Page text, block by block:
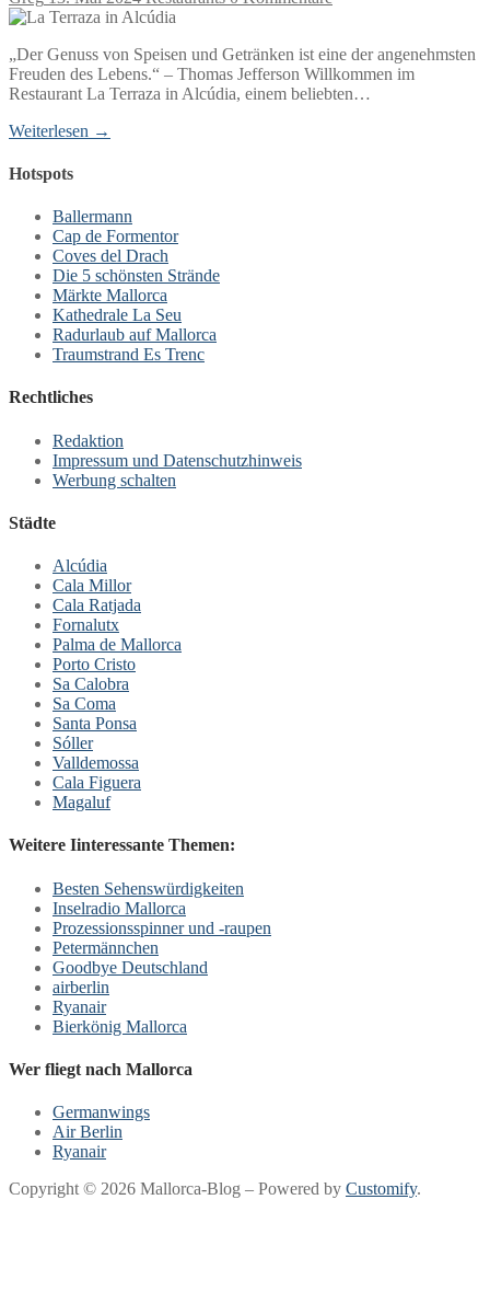
„Der Genuss von Speisen und Getränken ist eine der angenehmsten
Freuden des Lebens.“ – Thomas Jefferson Willkommen im
Restaurant La Terraza in Alcúdia, einem beliebten…
Weiterlesen →
Hotspots
Ballermann
Cap de Formentor
Coves del Drach
Die 5 schönsten Strände
Märkte Mallorca
Kathedrale La Seu
Radurlaub auf Mallorca
Traumstrand Es Trenc
Rechtliches
Redaktion
Impressum und Datenschutzhinweis
Werbung schalten
Städte
Alcúdia
Cala Millor
Cala Ratjada
Fornalutx
Palma de Mallorca
Porto Cristo
Sa Calobra
Sa Coma
Santa Ponsa
Sóller
Valldemossa
Cala Figuera
Magaluf
Weitere Iinteressante Themen:
Besten Sehenswürdigkeiten
Inselradio Mallorca
Prozessionsspinner und -raupen
Petermännchen
Goodbye Deutschland
airberlin
Ryanair
Bierkönig Mallorca
Wer fliegt nach Mallorca
Germanwings
Air Berlin
Ryanair
Copyright © 2026 Mallorca-Blog – Powered by Customify.